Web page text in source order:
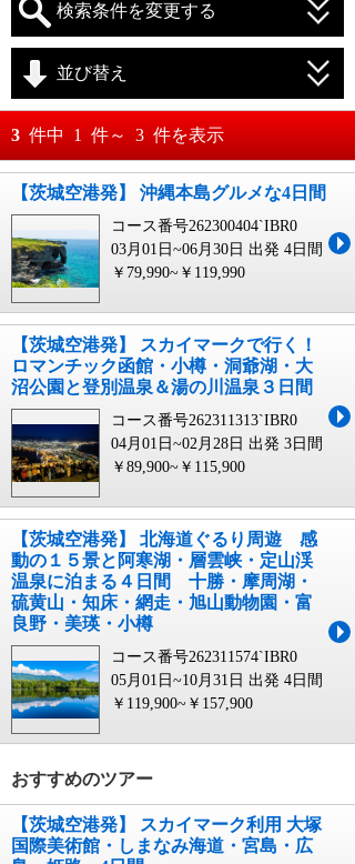
検索条件を変更する
月 日～
月 日
並び替え
おすすめ順
料金が安い順
料金が高い順
3 件中 1 件～ 3 件を表示
【茨城空港発】 沖縄本島グルメな4日間
コース番号262300404`IBR0
03月01日~06月30日 出発 4日間
￥79,990~￥119,990
【茨城空港発】 スカイマークで行く！
ロマンチック函館・小樽・洞爺湖・大
沼公園と登別温泉＆湯の川温泉３日間
コース番号262311313`IBR0
04月01日~02月28日 出発 3日間
￥89,900~￥115,900
【茨城空港発】 北海道ぐるり周遊 感
動の１５景と阿寒湖・層雲峡・定山渓
温泉に泊まる４日間 十勝・摩周湖・
硫黄山・知床・網走・旭山動物園・富
良野・美瑛・小樽
コース番号262311574`IBR0
05月01日~10月31日 出発 4日間
￥119,900~￥157,900
おすすめのツアー
【茨城空港発】 スカイマーク利用 大塚
国際美術館・しまなみ海道・宮島・広